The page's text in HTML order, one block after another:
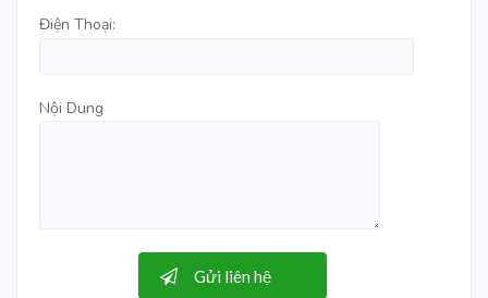
Điện Thoại:
Nội Dung